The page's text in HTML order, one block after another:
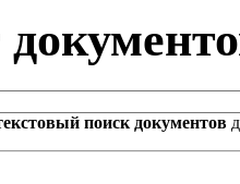
поиск документов